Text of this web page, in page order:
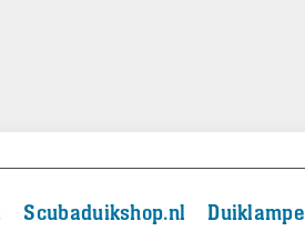
Scubaduikshop.nl